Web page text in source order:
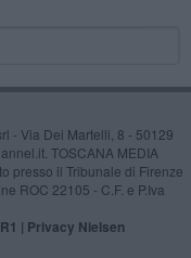
- Via Dei Martelli, 8 - 50129
TOSCANA MEDIA
presso il Tribunale di Firenze
ROC 22105 - C.F. e P.Iva
| Privacy Nielsen